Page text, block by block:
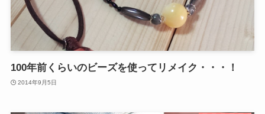
100年前くらいのビーズを使ってリメイク・・・！
2014年9月5日